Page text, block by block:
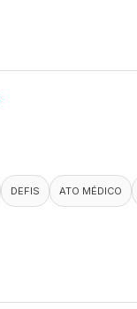
DEFIS ATO MÉDICO